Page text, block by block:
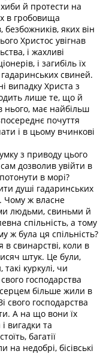
хиби й протести на
в гробовища
безбожників, яких він
Христос увігнав
і жахливі
і загибіль їх
свиней.
випадку Христа з
лише те, що й
нього, має найбільш
почуття
і в цьому вчинкові
з приводу цього
дозволив увійти в
в морі?
душі гадаринських
Чому ж власне
людьми, свиньми й
спільність, а тому
ж була ця спільність?
в свинарстві, коли в
штук. Це були,
куркулі, чи
господарства
більше жили в
свого господарства
А на що вони їх
вигадки та
багатії
недобрі, бісівські